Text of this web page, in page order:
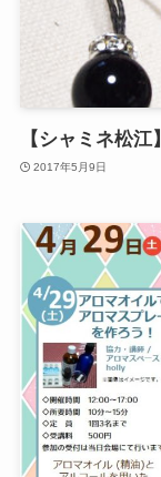
【シャミネ松
2017年5月9日